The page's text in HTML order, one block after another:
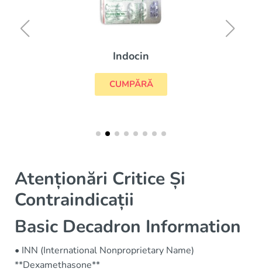
Indocin
CUMPĂRĂ
Atenționări Critice Și
Contraindicații
Basic Decadron Information
• INN (International Nonproprietary Name)
**Dexamethasone**